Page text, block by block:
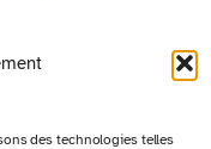
des technologies telles